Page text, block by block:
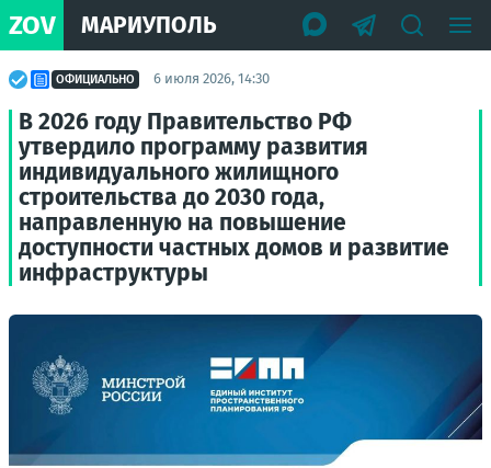
ZOV МАРИУПОЛЬ
ОФИЦИАЛЬНО 6 июля 2026, 14:30
В 2026 году Правительство РФ
утвердило программу развития
индивидуального жилищного
строительства до 2030 года,
направленную на повышение
доступности частных домов и развитие
инфраструктуры